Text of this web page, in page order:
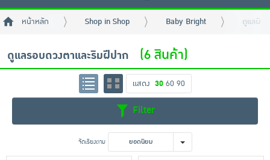
หน้าหลัก Shop in Shop Baby Bright ดูแลผิว
ดูแลรอบดวงตาและริมฝีปาก (6 สินค้า)
แสดง 30 60 90
Filter
จัดเรียงตาม ยอดนิยม